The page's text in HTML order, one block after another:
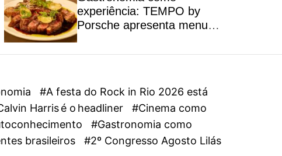
l
o
o
experiência: TEMPO by
Porsche apresenta menu
autoral inspirado na riqueza
dos ingredientes brasileiros
#A festa do Rock in Rio 2026 está
Harris é o headliner
#Cinema como
#Gastronomia como
brasileiros
#2º Congresso Agosto Lilás